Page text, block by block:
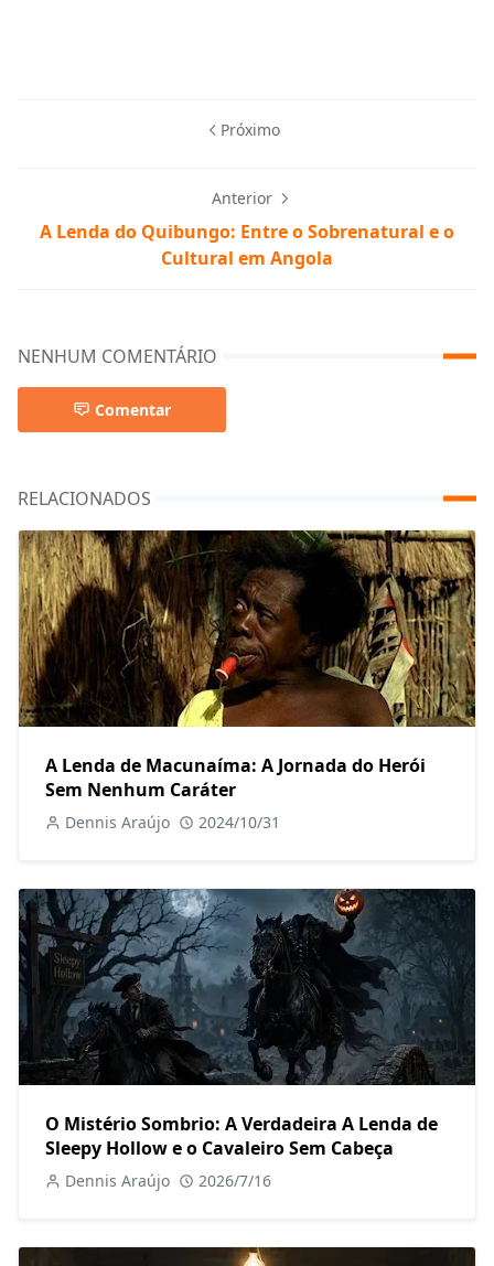
Próximo
Anterior
A Lenda do Quibungo: Entre o Sobrenatural e o
Cultural em Angola
NENHUM COMENTÁRIO
Comentar
RELACIONADOS
A Lenda de Macunaíma: A Jornada do Herói
Sem Nenhum Caráter
Dennis Araújo 2024/10/31
O Mistério Sombrio: A Verdadeira A Lenda de
Sleepy Hollow e o Cavaleiro Sem Cabeça
Dennis Araújo 2026/7/16